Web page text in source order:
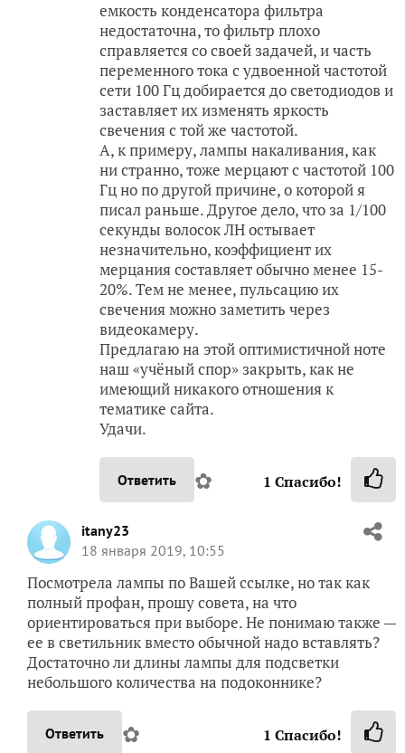
емкость конденсатора фильтра
недостаточна, то фильтр плохо
справляется со своей задачей, и часть
переменного тока с удвоенной частотой
сети 100 Гц добирается до светодиодов и
заставляет их изменять яркость
свечения с той же частотой.
А, к примеру, лампы накаливания, как
ни странно, тоже мерцают с частотой 100
Гц но по другой причине, о которой я
писал раньше. Другое дело, что за 1/100
секунды волосок ЛН остывает
незначительно, коэффициент их
мерцания составляет обычно менее 15-
20%. Тем не менее, пульсацию их
свечения можно заметить через
видеокамеру.
Предлагаю на этой оптимистичной ноте
наш «учёный спор» закрыть, как не
имеющий никакого отношения к
тематике сайта.
Удачи.
Ответить ✿ 1 Спасибо!
itany23
18 января 2019, 10:55
Посмотрела лампы по Вашей ссылке, но так как
полный профан, прошу совета, на что
ориентироваться при выборе. Не понимаю также —
ее в светильник вместо обычной надо вставлять?
Достаточно ли длины лампы для подсветки
небольшого количества на подоконнике?
Ответить ✿ 1 Спасибо!